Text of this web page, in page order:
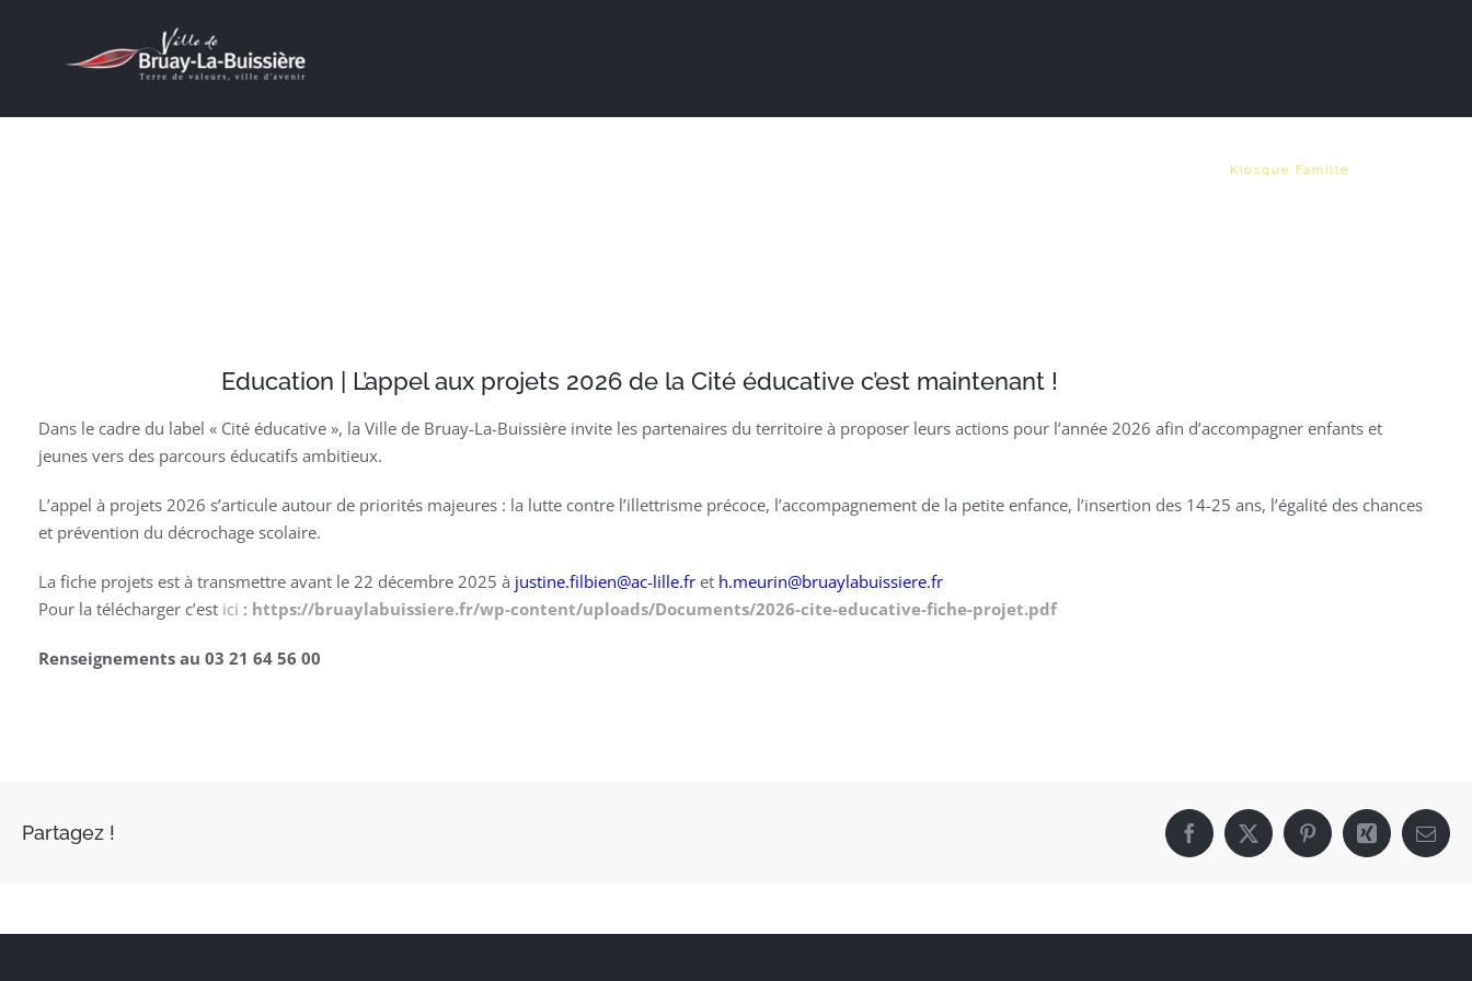
Kiosque Famille
Education | L’appel aux projets 2026 de la Cité éducative c’est maintenant !
Dans le cadre du label « Cité éducative », la Ville de Bruay-La-Buissière invite les partenaires du territoire à proposer leurs actions pour l’année 2026 afin d’accompagner enfants et
jeunes vers des parcours éducatifs ambitieux.
L’appel à projets 2026 s’articule autour de priorités majeures : la lutte contre l’illettrisme précoce, l’accompagnement de la petite enfance, l’insertion des 14-25 ans, l’égalité des chances
et prévention du décrochage scolaire.
La fiche projets est à transmettre avant le 22 décembre 2025 à justine.filbien@ac-lille.fr et h.meurin@bruaylabuissiere.fr
Pour la télécharger c’est ici : https://bruaylabuissiere.fr/wp-content/uploads/Documents/2026-cite-educative-fiche-projet.pdf
Renseignements au 03 21 64 56 00
Partagez ! Facebook
X PinterestXing Email